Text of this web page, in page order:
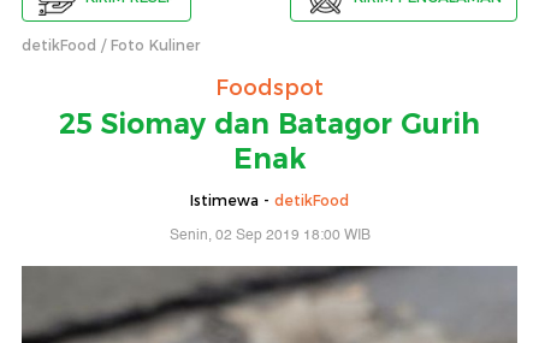
detikFood Foto Kuliner
Foodspot
25 Siomay dan Batagor Gurih
Enak
Istimewa - detikFood
Senin, 02 Sep 2019 18:00 WIB